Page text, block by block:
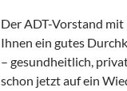
Der ADT-Vorstand
Ihnen ein gutes
– gesundheitlich,
schon jetzt auf ein